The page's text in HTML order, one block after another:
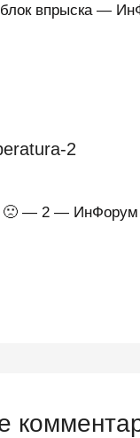
впрыска —
2
🙁 — 2 — ИнФорум